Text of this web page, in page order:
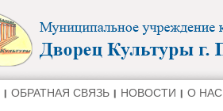
ОБРАТНАЯ СВЯЗЬ НОВОСТИ О НАС